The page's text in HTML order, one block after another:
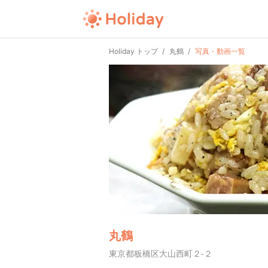
Holiday トップ 丸鶴 写真・動画一覧
丸鶴
東京都板橋区大山西町２-２